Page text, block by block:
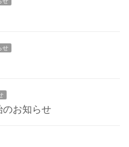
せ
のお知らせ